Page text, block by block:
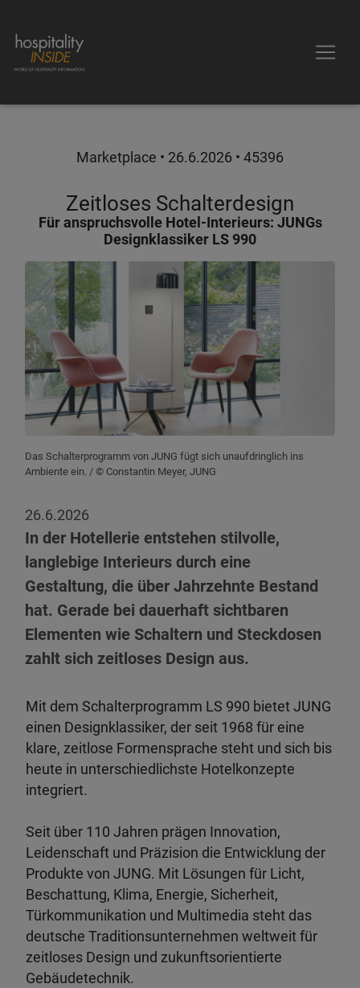
Marketplace • 26.6.2026 • 45396
Zeitloses Schalterdesign
Für anspruchsvolle Hotel-Interieurs: JUNGs
Designklassiker LS 990
Das Schalterprogramm von JUNG fügt sich unaufdringlich ins
Ambiente ein. / © Constantin Meyer, JUNG
26.6.2026
In der Hotellerie entstehen stilvolle,
langlebige Interieurs durch eine
Gestaltung, die über Jahrzehnte Bestand
hat. Gerade bei dauerhaft sichtbaren
Elementen wie Schaltern und Steckdosen
zahlt sich zeitloses Design aus.
Mit dem Schalterprogramm LS 990 bietet JUNG
einen Designklassiker, der seit 1968 für eine
klare, zeitlose Formensprache steht und sich bis
heute in unterschiedlichste Hotelkonzepte
integriert.
Seit über 110 Jahren prägen Innovation,
Leidenschaft und Präzision die Entwicklung der
Produkte von JUNG. Mit Lösungen für Licht,
Beschattung, Klima, Energie, Sicherheit,
Türkommunikation und Multimedia steht das
deutsche Traditionsunternehmen weltweit für
zeitloses Design und zukunftsorientierte
Gebäudetechnik.